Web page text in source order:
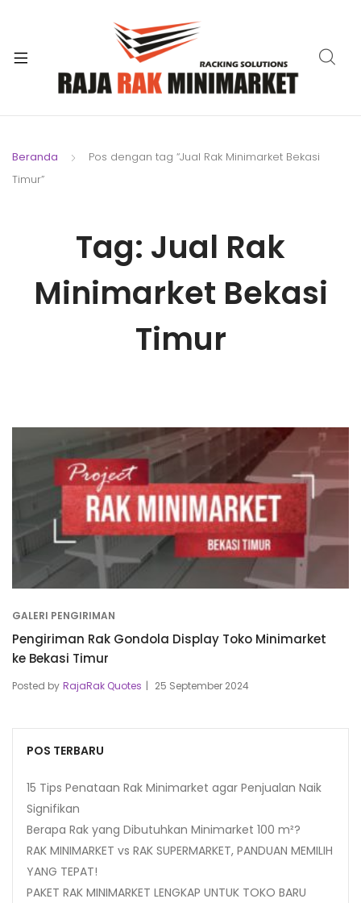
Beranda
Pos dengan tag “Jual Rak Minimarket Bekasi
Timur”
Tag: Jual Rak
Minimarket Bekasi
Timur
GALERI PENGIRIMAN
Pengiriman Rak Gondola Display Toko Minimarket
ke Bekasi Timur
Posted by RajaRak Quotes 25 September 2024
POS TERBARU
15 Tips Penataan Rak Minimarket agar Penjualan Naik
Signifikan
Berapa Rak yang Dibutuhkan Minimarket 100 m²?
RAK MINIMARKET vs RAK SUPERMARKET, PANDUAN MEMILIH
YANG TEPAT!
PAKET RAK MINIMARKET LENGKAP UNTUK TOKO BARU